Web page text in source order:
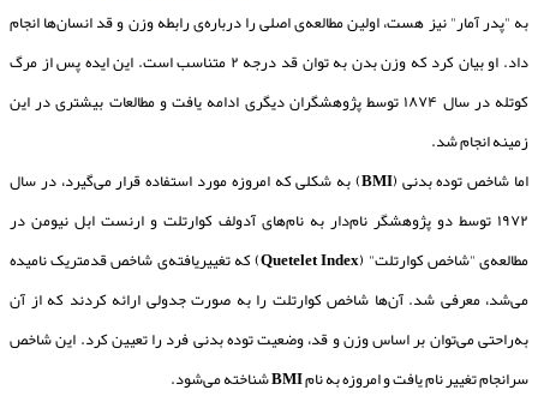
به "پدر آمار" نیز هست، اولین مطالعه‌ی اصلی را درباره‌ی رابطه وزن و قد انسان‌ها انجام
داد. او بیان کرد که وزن بدن به توان قد درجه ۲ متناسب است. این ایده پس از مرگ
کوتله در سال ۱۸۷۴ توسط پژوهشگران دیگری ادامه یافت و مطالعات بیشتری در این
زمینه انجام شد.
اما شاخص توده بدنی (BMI) به شکلی که امروزه مورد استفاده قرار می‌گیرد، در سال
۱۹۷۲ توسط دو پژوهشگر نام‌دار به نام‌های آدولف کوارتلت و ارنست ابل نیومن در
مطالعه‌ی "شاخص کوارتلت" (Quetelet Index) که تغییریافته‌ی شاخص قدمتریک نامیده
می‌شد، معرفی شد. آن‌ها شاخص کوارتلت را به صورت جدولی ارائه کردند که از آن
به‌راحتی می‌توان بر اساس وزن و قد، وضعیت توده بدنی فرد را تعیین کرد. این شاخص
سرانجام تغییر نام یافت و امروزه به نامBMIشناخته می‌شود.